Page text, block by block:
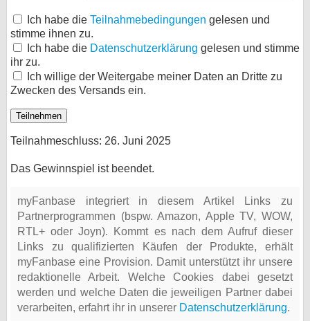
Ich habe die Teilnahmebedingungen gelesen und
stimme ihnen zu.
Ich habe die Datenschutzerklärung gelesen und stimme
ihr zu.
Ich willige der Weitergabe meiner Daten an Dritte zu
Zwecken des Versands ein.
Teilnahmeschluss: 26. Juni 2025
Das Gewinnspiel ist beendet.
myFanbase integriert in diesem Artikel Links zu
Partnerprogrammen (bspw. Amazon, Apple TV, WOW,
RTL+ oder Joyn). Kommt es nach dem Aufruf dieser
Links zu qualifizierten Käufen der Produkte, erhält
myFanbase eine Provision. Damit unterstützt ihr unsere
redaktionelle Arbeit. Welche Cookies dabei gesetzt
werden und welche Daten die jeweiligen Partner dabei
verarbeiten, erfahrt ihr in unserer Datenschutzerklärung.